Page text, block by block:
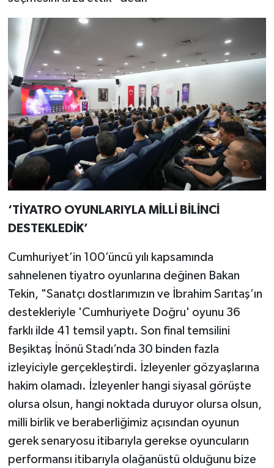
‘TİYATRO OYUNLARIYLA MİLLİ BİLİNCİ
DESTEKLEDİK’
Cumhuriyet’in 100’üncü yılı kapsamında
sahnelenen tiyatro oyunlarına değinen Bakan
Tekin, "Sanatçı dostlarımızın ve İbrahim Sarıtaş’ın
destekleriyle 'Cumhuriyete Doğru' oyunu 36
farklı ilde 41 temsil yaptı. Son final temsilini
Beşiktaş İnönü Stadı’nda 30 binden fazla
izleyiciyle gerçekleştirdi. İzleyenler gözyaşlarına
hakim olamadı. İzleyenler hangi siyasal görüşte
olursa olsun, hangi noktada duruyor olursa olsun,
milli birlik ve beraberliğimiz açısından oyunun
gerek senaryosu itibarıyla gerekse oyuncuların
performansı itibarıyla olağanüstü olduğunu bize